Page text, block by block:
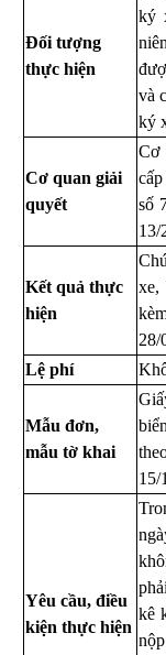
Đối tượng
thực hiện
ký
và
ký
Cơ quan giải
quyết
Cơ
số
13/
Kết quả thực
hiện
xe,
28/
Lệ phí
Mẫu đơn,
mẫu tờ khai
15/
Yêu cầu, điều
kiện thực hiện
kê